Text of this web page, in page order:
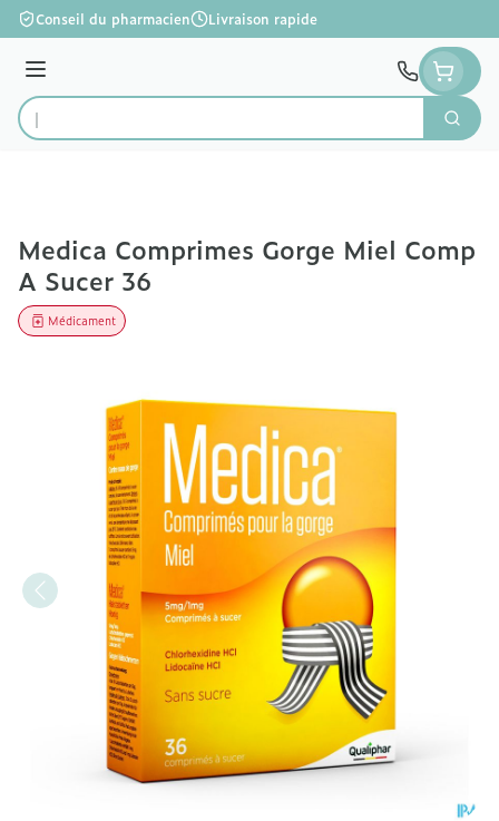
Aller au contenu
Conseil du pharmacien Livraison rapide
Menu
Rechercher
Medica Comprimes Gorge Miel Comp
A Sucer 36
Médicament